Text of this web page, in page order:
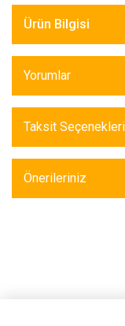
Ürün Bilgisi
Yorumlar
Taksit Seçenekleri
Önerileriniz